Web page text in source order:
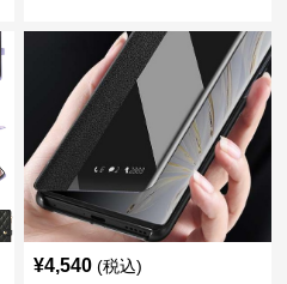
¥4,540 (税込)